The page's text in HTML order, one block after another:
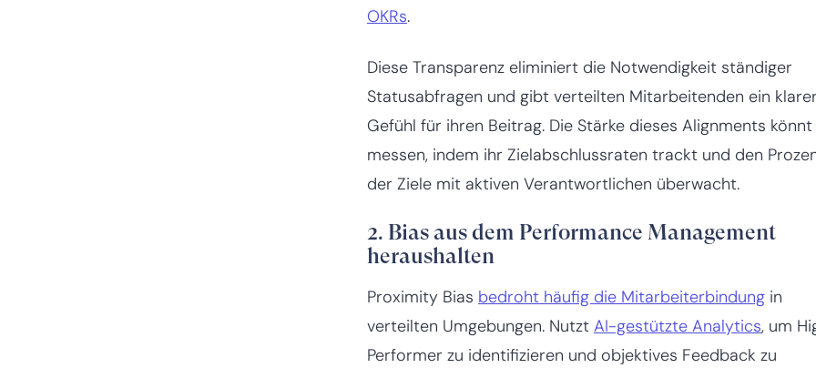
OKRs.
Diese Transparenz eliminiert die Notwendigkeit ständiger
Statusabfragen und gibt verteilten Mitarbeitenden ein
Gefühl für ihren Beitrag. Die Stärke dieses Alignments
messen, indem ihr Zielabschlussraten trackt und den
der Ziele mit aktiven Verantwortlichen überwacht.
2. Bias aus dem Performance Management
heraushalten
Proximity Bias bedroht häufig die Mitarbeiterbindungin
verteilten Umgebungen. Nutzt AI-gestützte Analytics, um
Performer zu identifizieren und objektives Feedback zu